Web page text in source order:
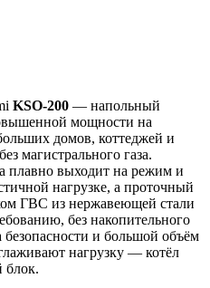
KSO-200 — напольный
мощности на
домов, коттеджей и
магистрального газа.
плавно выходит на режим и
нагрузке, а проточный
ГВС из нержавеющей стали
без накопительного
безопасности и большой объём
нагрузку — котёл
блок.